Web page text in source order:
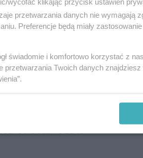
Wielką Wodą,
przetwarzania danych nie wymagają
Preferencje będą miały
świadomie i komfortowo korzystać z
przetwarzania Twoich danych znajdziesz